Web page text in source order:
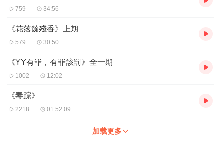
759 34:56
《花落餘殘香》上期
579 30:50
《YY有罪，有罪該罰》全一期
1002 12:02
《毒踪》
2218 01:52:09
加载更多